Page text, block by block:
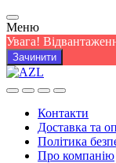
Меню
Увага!
Зачинити
Контакти
Доставка та
Політика
Про компанію